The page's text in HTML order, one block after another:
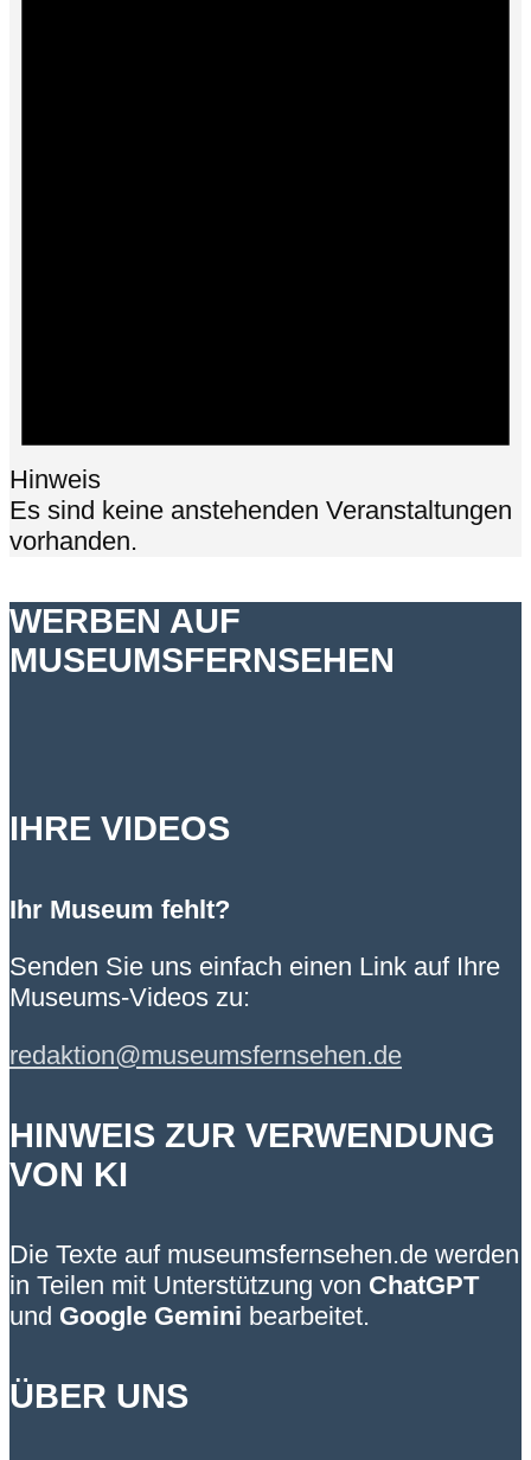
Hinweis
Es sind keine anstehenden Veranstaltungen
vorhanden.
WERBEN AUF
MUSEUMSFERNSEHEN
IHRE VIDEOS
Ihr Museum fehlt?
Senden Sie uns einfach einen Link auf Ihre
Museums-Videos zu:
redaktion@museumsfernsehen.de
HINWEIS ZUR VERWENDUNG
VON KI
Die Texte auf museumsfernsehen.de werden
in Teilen mit Unterstützung von ChatGPT
und Google Gemini bearbeitet.
ÜBER UNS